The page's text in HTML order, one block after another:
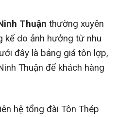
Thuận thường xuyên
kể do ảnh hưởng từ nhu
đây là bảng giá tôn lợp,
Thuận để khách hàng
hệ tổng đài Tôn Thép